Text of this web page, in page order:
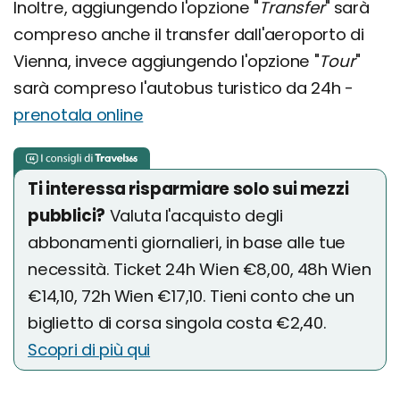
Inoltre, aggiungendo l'opzione "Transfer" sarà
compreso anche il transfer dall'aeroporto di
Vienna, invece aggiungendo l'opzione "Tour"
sarà compreso l'autobus turistico da 24h -
prenotala online
Ti interessa risparmiare solo sui mezzi
pubblici? Valuta l'acquisto degli
abbonamenti giornalieri, in base alle tue
necessità. Ticket 24h Wien €8,00, 48h Wien
€14,10, 72h Wien €17,10. Tieni conto che un
biglietto di corsa singola costa €2,40.
Scopri di più qui